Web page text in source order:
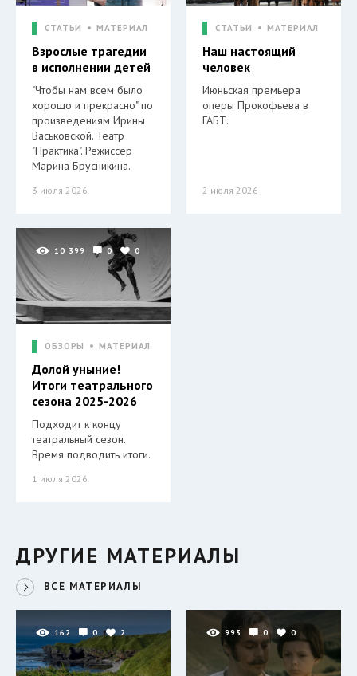
СТАТЬИ МАТЕРИАЛ
Взрослые трагедии
в исполнении детей
"Чтобы нам всем было
хорошо и прекрасно" по
произведениям Ирины
Васьковской. Театр
"Практика". Режиссер
Марина Брусникина.
3 июля 2026
СТАТЬИ МАТЕРИАЛ
Наш настоящий
человек
Июньская премьера
оперы Прокофьева в
ГАБТ.
2 июля 2026
10 399 0 0
ОБЗОРЫ МАТЕРИАЛ
Долой уныние!
Итоги театрального
сезона 2025-2026
Подходит к концу
театральный сезон.
Время подводить итоги.
1 июля 2026
ДРУГИЕ МАТЕРИАЛЫ
ВСЕ МАТЕРИАЛЫ
162 0 2 993 0 0